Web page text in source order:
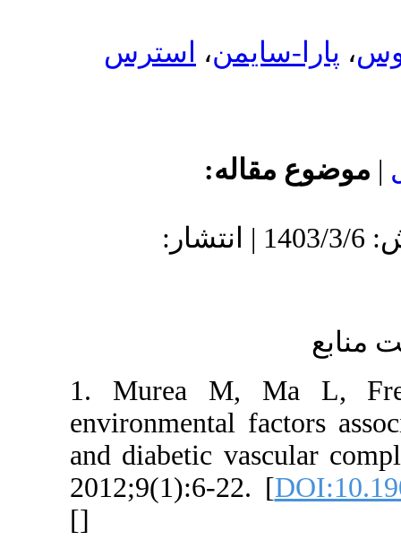
، استرس
10/27 | پذیرش: 1403/3/6 | انتشار:
1. Murea
and diabetic
2012;9(1):6-